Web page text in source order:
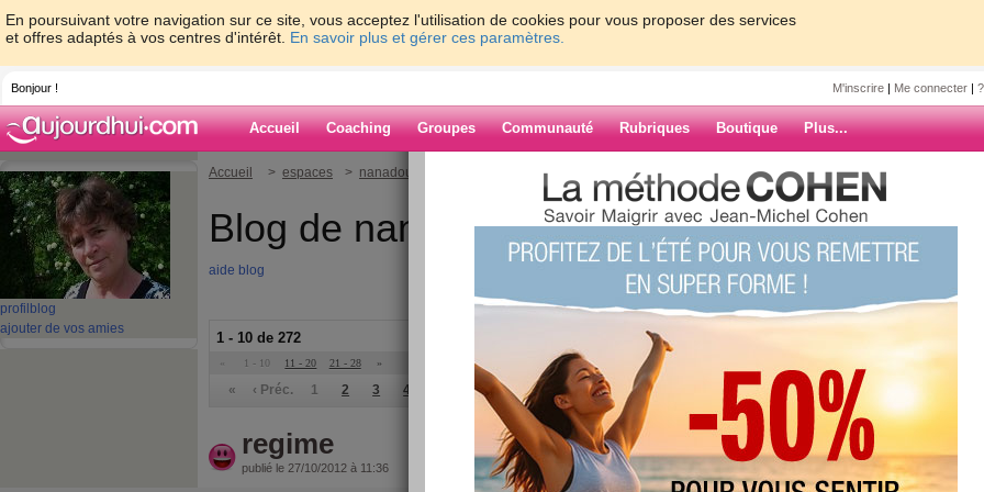
En poursuivant votre navigation sur ce site, vous acceptez l'utilisation de cookies pour vous proposer des services
et offres adaptés à vos centres d'intérêt. En savoir plus et gérer ces paramètres.
Bonjour ! M'inscrire | Me connecter |
Accueil Coaching Groupes Communauté Rubriques Boutique Plus...
profil blog
ajouter de vos amies
Accueil > espaces > nanadou
Blog de nanadou
aide blog
1 - 10 de 272
« 1 - 10 11 - 20 21 - 28 »
« ‹ Préc. 1 2 3 4 7 8 9 10 Suiv. ›
regime
publié le 27/10/2012 à 11:36 ARCHIVES